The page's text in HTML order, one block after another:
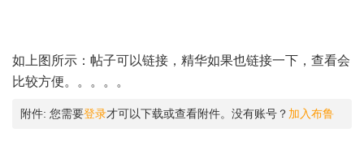
如上图所示：帖子可以链接，精华如果也链接一下，查看会
比较方便。。。。。
附件: 您需要登录才可以下载或查看附件。没有账号？ 加入布鲁